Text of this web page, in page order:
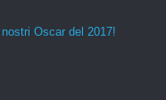
I nostri Oscar del 2017!